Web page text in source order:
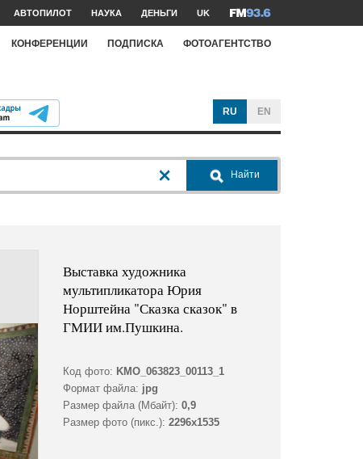
АВТОПИЛОТ НАУКА ДЕНЬГИ UK
КОНФЕРЕНЦИИ ПОДПИСКА ФОТОАГЕНТСТВО
RU EN
Найти
Выставка художника
мультипликатора Юрия
Норштейна "Сказка сказок" в
ГМИИ им.Пушкина.
Код фото: KMO_063823_00113_1
Формат файла: jpg
Размер файла (Мбайт): 0,9
Размер фото (пикс.): 2296x1535